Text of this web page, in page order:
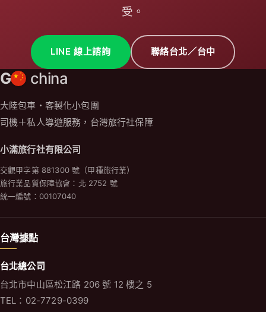
受。
LINE 線上諮詢 聯絡台北／台中
G china
大陸包車・客製化小包團
司機＋私人導遊服務，台灣旅行社保障
小滿旅行社有限公司
交觀甲字第 881300 號（甲種旅行業）
旅行業品質保障協會：北 2752 號
統一編號：00107040
台灣據點
台北總公司
台北市中山區松江路 206 號 12 樓之 5
TEL：02-7729-0399